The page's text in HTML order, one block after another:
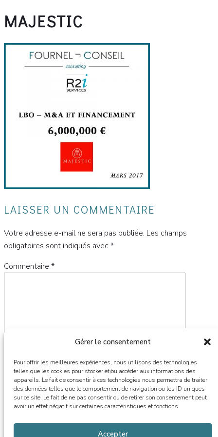
Gérer le consentement
Pour offrir les meilleures expériences, nous utilisons des technologies
telles que les cookies pour stocker et/ou accéder aux informations des
appareils. Le fait de consentir à ces technologies nous permettra de traiter
des données telles que le comportement de navigation ou les ID uniques
sur ce site. Le fait de ne pas consentir ou de retirer son consentement peut
avoir un effet négatif sur certaines caractéristiques et fonctions.
Accepter
MAJESTIC
LAISSER UN COMMENTAIRE
Votre adresse e-mail ne sera pas publiée. Les champs
obligatoires sont indiqués avec *
Commentaire *
Nom*